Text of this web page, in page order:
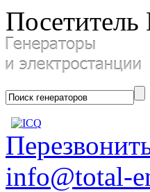
info@total-